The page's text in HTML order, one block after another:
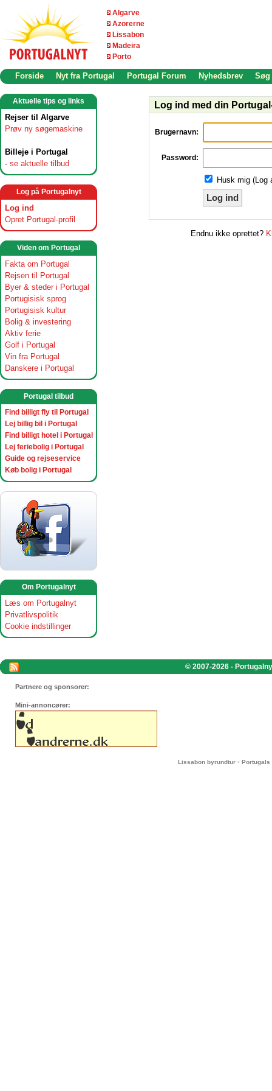
Algarve
Azorerne
Lissabon
Madeira
Porto
Forside Nyt fra Portugal Portugal Forum Nyhedsbrev Søg
Aktuelle tips og links
Rejser til Algarve
Prøv ny søgemaskine
Billeje i Portugal
- se aktuelle tilbud
Log på Portugalnyt
Log ind
Opret Portugal-profil
Viden om Portugal
Fakta om Portugal
Rejsen til Portugal
Byer & steder i Portugal
Portugisisk sprog
Portugisisk kultur
Bolig & investering
Aktiv ferie
Golf i Portugal
Vin fra Portugal
Danskere i Portugal
Portugal tilbud
Find billigt fly til Portugal
Lej billig bil i Portugal
Find billigt hotel i Portugal
Lej feriebolig i Portugal
Guide og rejseservice
Køb bolig i Portugal
Om Portugalnyt
Læs om Portugalnyt
Privatlivspolitik
Cookie indstillinger
Log ind med din
Brugernavn:
Password:
Husk mig (Log
Log ind
Endnu ikke oprettet?
© 2007-2026 -
Partnere og sponsorer:
Mini-annoncører:
Lissabon byrundtur - Portugals